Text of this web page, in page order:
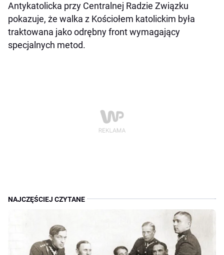
Antykatolicka przy Centralnej Radzie Związku
pokazuje, że walka z Kościołem katolickim była
traktowana jako odrębny front wymagający
specjalnych metod.